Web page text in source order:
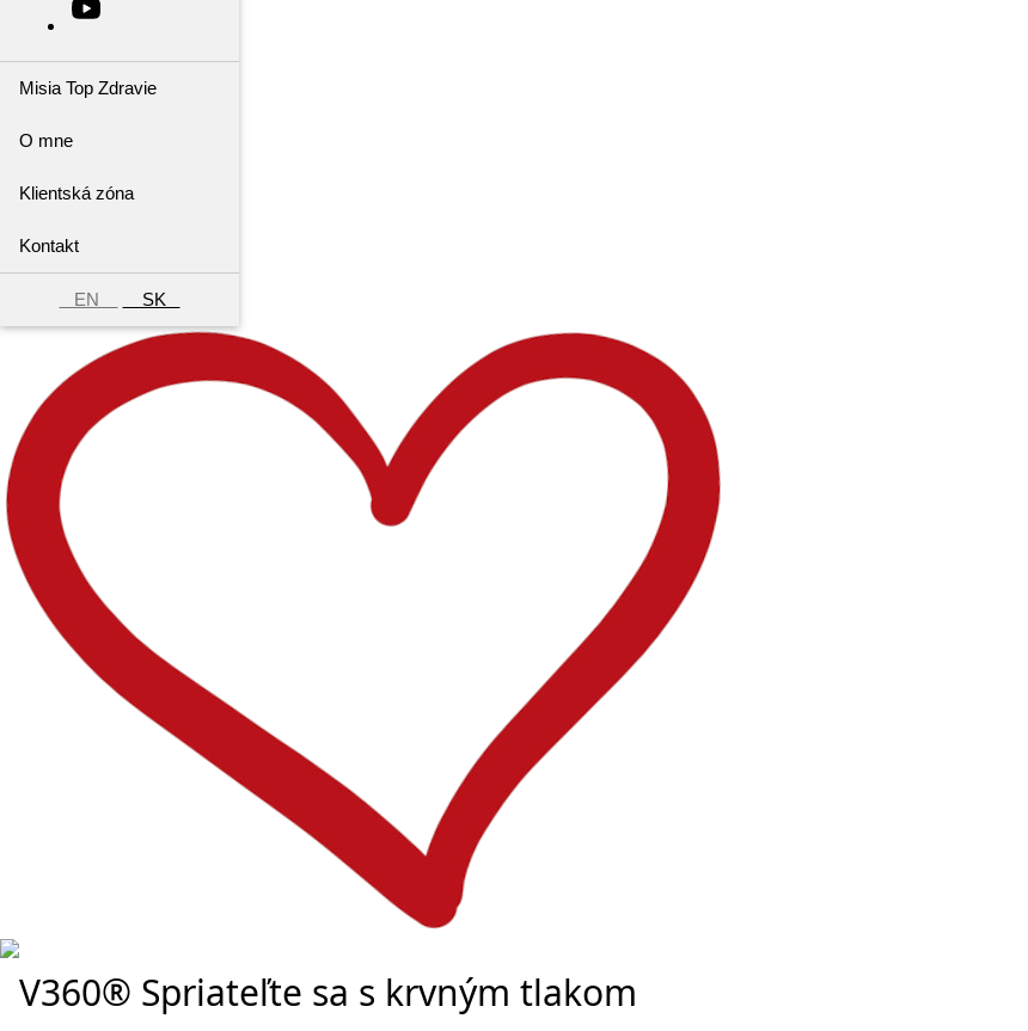
Misia Top Zdravie
O mne
Klientská zóna
Kontakt
EN SK
V360® Spriateľte sa s krvným tlakom